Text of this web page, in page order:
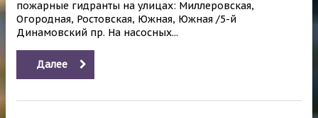
пожарные гидранты на улицах: Миллеровская,
Огородная, Ростовская, Южная, Южная /5-й
Динамовский пр. На насосных...
Далее